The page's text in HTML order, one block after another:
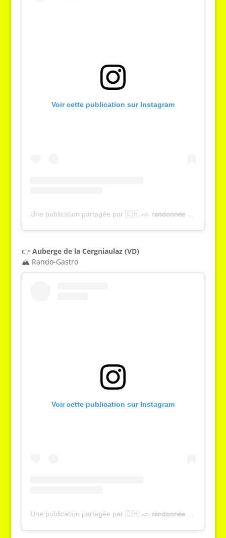
Voir cette publication sur Instagram
👉 Auberge de la Cergniaulaz (VD)
🏔️ Rando-Gastro
Voir cette publication sur Instagram